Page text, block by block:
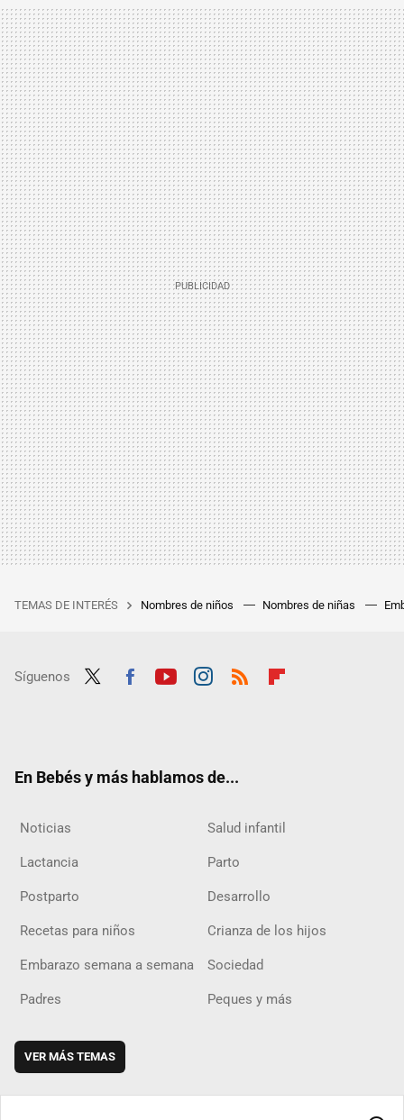
TEMAS DE INTERÉS Nombres de niños Nombres de niñas
Síguenos
En Bebés y más hablamos de...
Noticias Salud infantil
Lactancia Parto
Postparto Desarrollo
Recetas para niños Crianza de los hijos
Embarazo semana a semana Sociedad
Padres Peques y más
VER MÁS TEMAS